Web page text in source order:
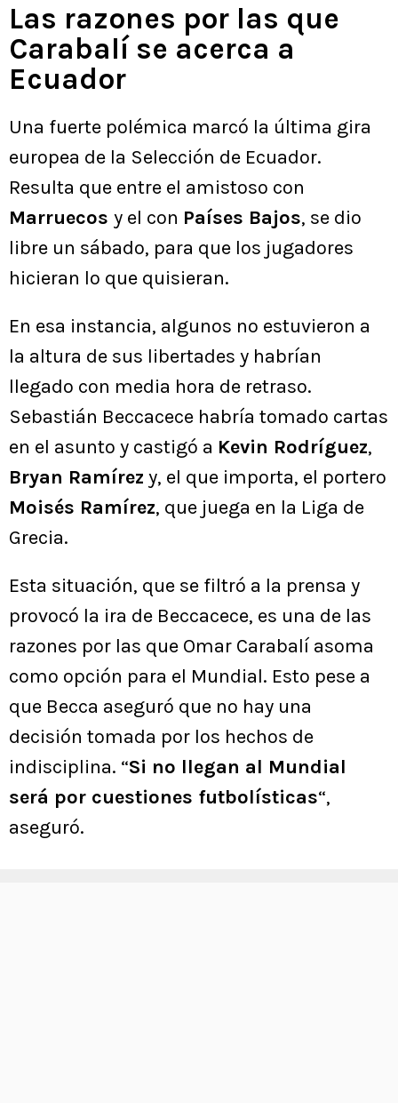
Las razones por las que
Carabalí se acerca a
Ecuador
Una fuerte polémica marcó la última gira
europea de la Selección de Ecuador.
Resulta que entre el amistoso con
Marruecos y el con Países Bajos, se dio
libre un sábado, para que los jugadores
hicieran lo que quisieran.
En esa instancia, algunos no estuvieron a
la altura de sus libertades y habrían
llegado con media hora de retraso.
Sebastián Beccacece habría tomado cartas
en el asunto y castigó a Kevin Rodríguez,
Bryan Ramírez y, el que importa, el portero
Moisés Ramírez, que juega en la Liga de
Grecia.
Esta situación, que se filtró a la prensa y
provocó la ira de Beccacece, es una de las
razones por las que Omar Carabalí asoma
como opción para el Mundial. Esto pese a
que Becca aseguró que no hay una
decisión tomada por los hechos de
indisciplina. “Si no llegan al Mundial
será por cuestiones futbolísticas“,
aseguró.